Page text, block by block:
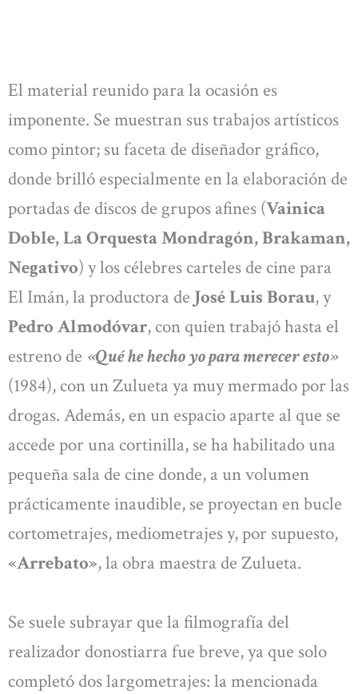
El material reunido para la ocasión es
imponente. Se muestran sus trabajos artísticos
como pintor; su faceta de diseñador gráfico,
donde brilló especialmente en la elaboración de
portadas de discos de grupos afines (Vainica
Doble, La Orquesta Mondragón, Brakaman,
Negativo) y los célebres carteles de cine para
El Imán, la productora de José Luis Borau, y
Pedro Almodóvar, con quien trabajó hasta el
estreno de «Qué he hecho yo para merecer esto»
(1984), con un Zulueta ya muy mermado por las
drogas. Además, en un espacio aparte al que se
accede por una cortinilla, se ha habilitado una
pequeña sala de cine donde, a un volumen
prácticamente inaudible, se proyectan en bucle
cortometrajes, mediometrajes y, por supuesto,
«Arrebato», la obra maestra de Zulueta.
Se suele subrayar que la filmografía del
realizador donostiarra fue breve, ya que solo
completó dos largometrajes: la mencionada